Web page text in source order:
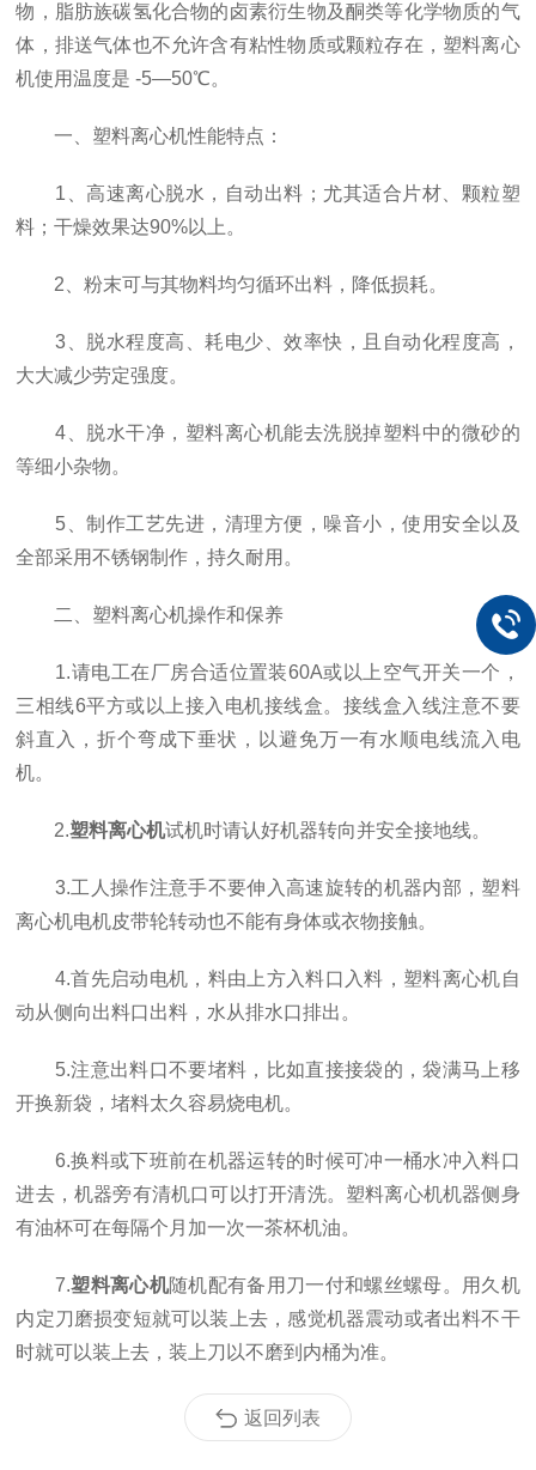
物，脂肪族碳氢化合物的卤素衍生物及酮类等化学物质的气
体，排送气体也不允许含有粘性物质或颗粒存在，塑料离心
机使用温度是 -5—50℃。
一、塑料离心机性能特点：
1、高速离心脱水，自动出料；尤其适合片材、颗粒塑
料；干燥效果达90%以上。
2、粉末可与其物料均匀循环出料，降低损耗。
3、脱水程度高、耗电少、效率快，且自动化程度高，
大大减少劳定强度。
4、脱水干净，塑料离心机能去洗脱掉塑料中的微砂的
等细小杂物。
5、制作工艺先进，清理方便，噪音小，使用安全以及
全部采用不锈钢制作，持久耐用。
二、塑料离心机操作和保养
1.请电工在厂房合适位置装60A或以上空气开关一个，
三相线6平方或以上接入电机接线盒。接线盒入线注意不要
斜直入，折个弯成下垂状，以避免万一有水顺电线流入电
机。
2.塑料离心机试机时请认好机器转向并安全接地线。
3.工人操作注意手不要伸入高速旋转的机器内部，塑料
离心机电机皮带轮转动也不能有身体或衣物接触。
4.首先启动电机，料由上方入料口入料，塑料离心机自
动从侧向出料口出料，水从排水口排出。
5.注意出料口不要堵料，比如直接接袋的，袋满马上移
开换新袋，堵料太久容易烧电机。
6.换料或下班前在机器运转的时候可冲一桶水冲入料口
进去，机器旁有清机口可以打开清洗。塑料离心机机器侧身
有油杯可在每隔个月加一次一茶杯机油。
7.塑料离心机随机配有备用刀一付和螺丝螺母。用久机
内定刀磨损变短就可以装上去，感觉机器震动或者出料不干
时就可以装上去，装上刀以不磨到内桶为准。
返回列表